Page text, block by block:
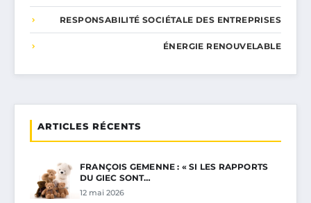
RESPONSABILITÉ SOCIÉTALE DES ENTREPRISES
ÉNERGIE RENOUVELABLE
ARTICLES RÉCENTS
FRANÇOIS GEMENNE : « SI LES RAPPORTS
DU GIEC SONT…
12 mai 2026